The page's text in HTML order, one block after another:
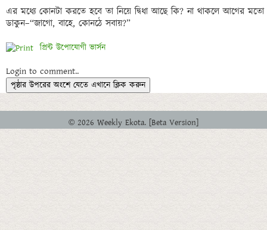
প্রিন্ট উপোযোগী ভার্সন
Login to comment..
পৃষ্ঠার উপরের অংশে যেতে এখানে ক্লিক করুন
© 2026 Weekly Ekota. [Beta Version]